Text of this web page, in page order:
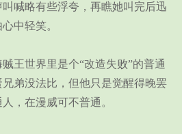
略有些浮夸，再瞧她叫完后迅
中轻笑。
世界里是个“改造失败”的普通
弟没法比，但他只是觉醒得晚罢
，在漫威可不普通。